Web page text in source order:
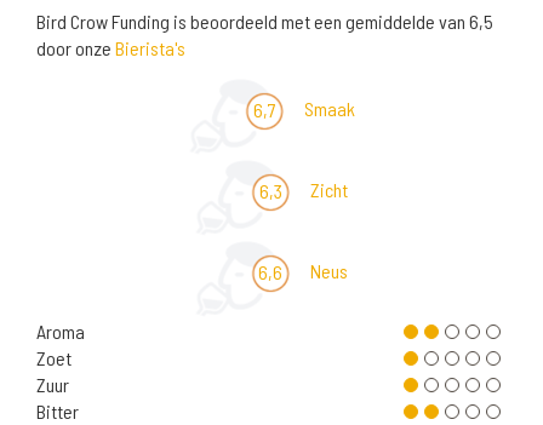
Bird Crow Funding is beoordeeld met een gemiddelde van 6,5
door onze Bierista's
6,7 Smaak
6,3 Zicht
6,6 Neus
Aroma
Zoet
Zuur
Bitter